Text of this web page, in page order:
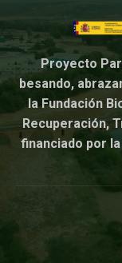
Proyecto
besando,
la Fundación
Recuperación,
financiado por